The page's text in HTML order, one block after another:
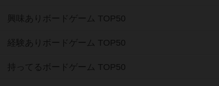
興味ありボードゲーム TOP50
経験ありボードゲーム TOP50
持ってるボードゲーム TOP50